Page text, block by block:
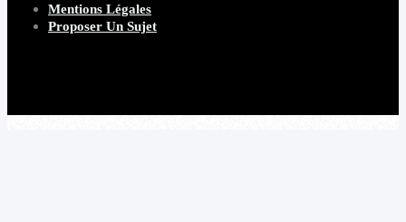
Mentions Légales
Proposer Un Sujet